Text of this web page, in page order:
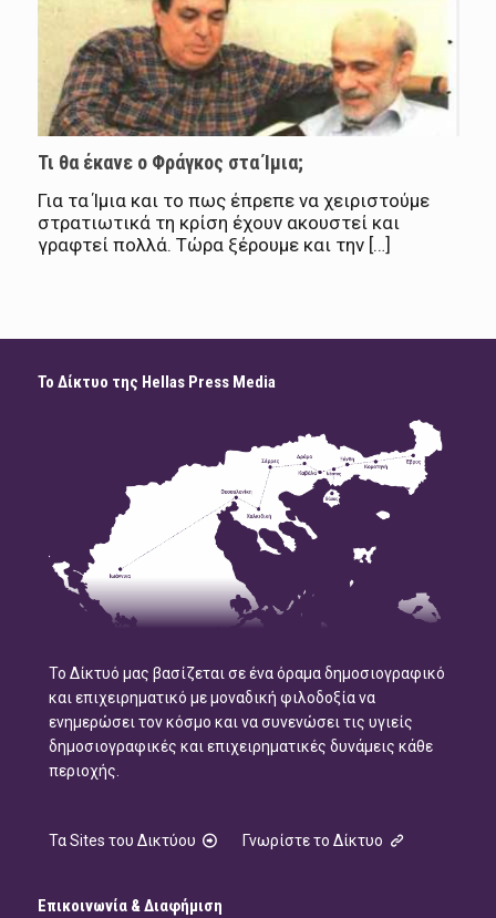
Τι θα έκανε ο Φράγκος στα Ίμια;
Για τα Ίμια και το πως έπρεπε να χειριστούμε
στρατιωτικά τη κρίση έχουν ακουστεί και
γραφτεί πολλά. Τώρα ξέρουμε και την […]
Το Δίκτυο της Hellas Press Media
Το Δίκτυό μας βασίζεται σε ένα όραμα δημοσιογραφικό
και επιχειρηματικό με μοναδική φιλοδοξία να
ενημερώσει τον κόσμο και να συνενώσει τις υγιείς
δημοσιογραφικές και επιχειρηματικές δυνάμεις κάθε
περιοχής.
Τα Sites του Δικτύου Γνωρίστε το Δίκτυο
Επικοινωνία & Διαφήμιση